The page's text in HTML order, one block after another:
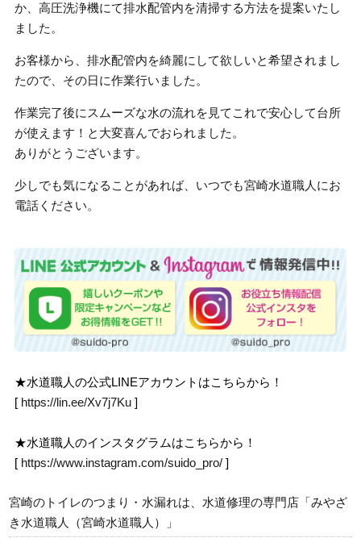
か、高圧洗浄機にて排水配管内を清掃する方法を提案いたし
ました。
お客様から、排水配管内を綺麗にして欲しいと希望されまし
たので、その日に作業行いました。
作業完了後にスムーズな水の流れを見てこれで安心して台所
が使えます！と大変喜んでおられました。
ありがとうございます。
少しでも気になることがあれば、いつでも宮崎水道職人にお
電話ください。
★水道職人の公式LINEアカウントはこちらから！
[ https://lin.ee/Xv7j7Ku ]
★水道職人のインスタグラムはこちらから！
[ https://www.instagram.com/suido_pro/ ]
宮崎のトイレのつまり・水漏れは、水道修理の専門店「みやざ
き水道職人（宮崎水道職人）」